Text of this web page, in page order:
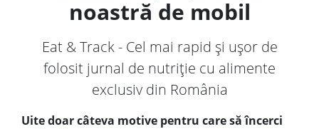
noastră de mobil
Eat & Track - Cel mai rapid și ușor de
folosit jurnal de nutriție cu alimente
exclusiv din România
Uite doar câteva motive pentru care să încerci